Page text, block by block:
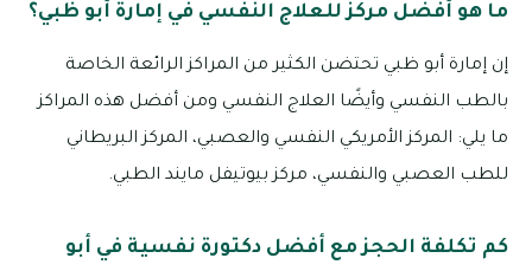
ما هو أفضل مركز للعلاج النفسي في إمارة أبو ظبي؟
إن إمارة أبو ظبي تحتضن الكثير من المراكز الرائعة الخاصة
بالطب النفسي وأيضًا العلاج النفسي ومن أفضل هذه المراكز
ما يلي: المركز الأمريكي النفسي والعصبي، المركز البريطاني
للطب العصبي والنفسي، مركز بيوتيفل مايند الطبي.
كم تكلفة الحجز مع أفضل دكتورة نفسية في أبو